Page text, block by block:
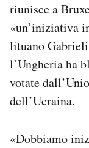
riunisce a
«un’iniziativa
lituano
l’Ungheria ha
votate
dell’Ucraina.
«Dobbiamo